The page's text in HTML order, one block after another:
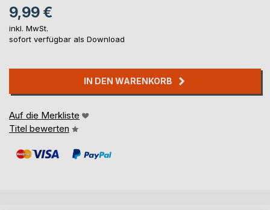
9,99 €
inkl. MwSt.
sofort verfügbar als Download
IN DEN WARENKORB
Auf die Merkliste
Titel bewerten